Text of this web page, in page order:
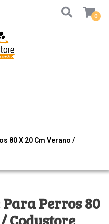
0
80 X 20 Cm Verano /
Perros 80